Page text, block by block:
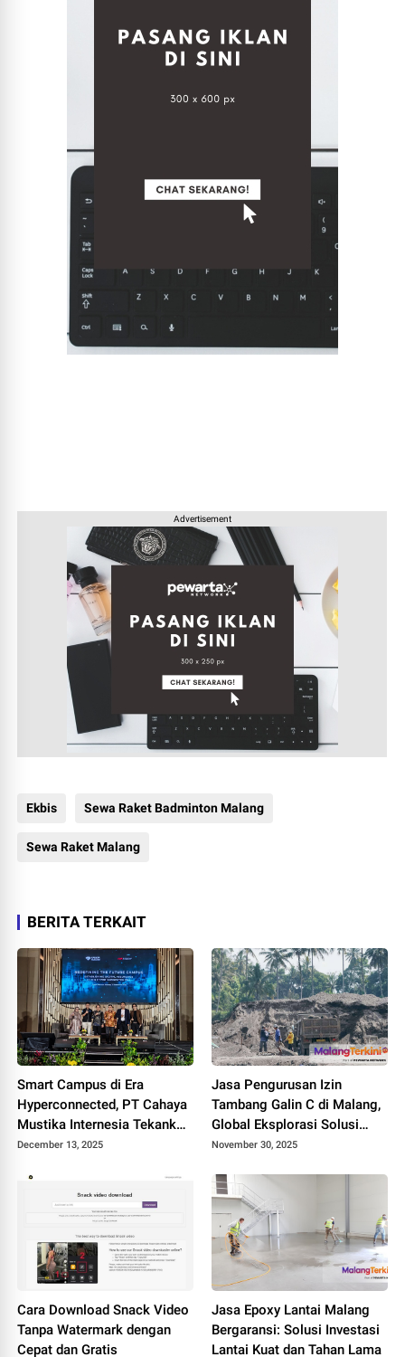
Advertisement
Ekbis Sewa Raket Badminton Malang
Sewa Raket Malang
BERITA TERKAIT
Smart Campus di Era
Hyperconnected, PT Cahaya
Mustika Internesia Tekankan
Integrasi Keamanan Fisik
December 13, 2025
Jasa Pengurusan Izin
Tambang Galin C di Malang,
Global Eksplorasi Solusi
terbaik
November 30, 2025
Cara Download Snack Video
Tanpa Watermark dengan
Cepat dan Gratis
Jasa Epoxy Lantai Malang
Bergaransi: Solusi Investasi
Lantai Kuat dan Tahan Lama